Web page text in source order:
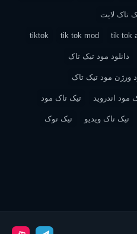
تاک لایت
tik tok
tik tok mod
tiktok
دانلود مود تیک تاک
ورژن مود تیک تاک
مود اندروید تیک تاک مود
تیک تاک ویدیو تیک توک